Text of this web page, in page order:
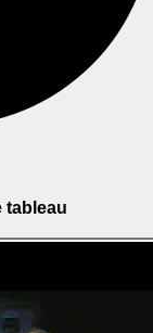
tableau